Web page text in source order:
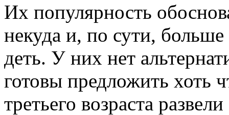
Их популярность
некуда и, по сути, больше
деть. У них нет
готовы предложить хоть
третьего возраста